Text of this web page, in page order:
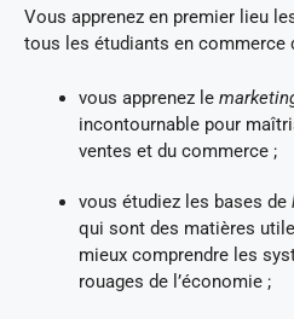
Vous apprenez en premier lieu
tous les étudiants en commerce
vous apprenez le
incontournable pour
ventes et du commerce ;
vous étudiez les bases de
qui sont des matières
mieux comprendre les
rouages de l’économie ;